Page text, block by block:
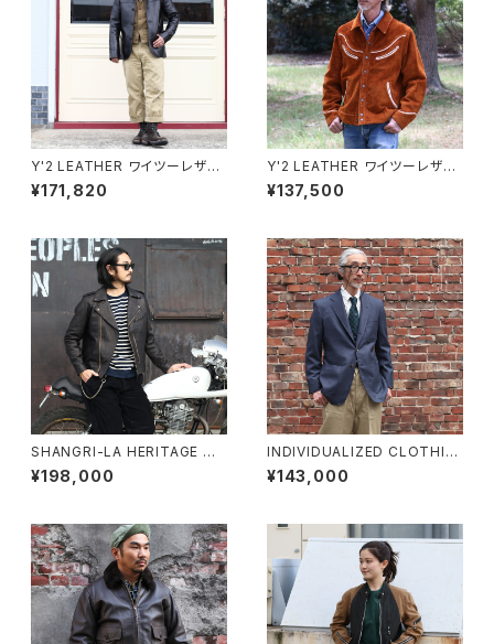
Y'2 LEATHER ワイツーレザー
ANILINE STEER ROUNDED
HEM CAR COAT アニリンステ
¥171,820
Y'2 LEATHER ワイツーレザー
ステアラフアウトサドルホースウ
エスタンシャツジャケット WJ-0
¥137,500
SHANGRI-LA HERITAGE シ
ャングリラヘリテージ “CHIOD
O” レザージャケット ブラック 2
¥198,000
INDIVIDUALIZED CLOTHIN
G インディビジュアライズドクロ
ージング ウールホップサックブ
¥143,000